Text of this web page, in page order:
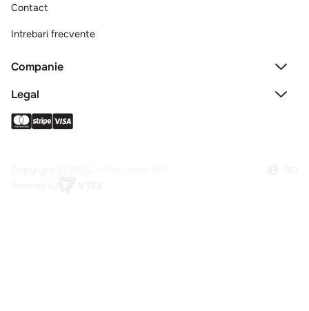
Contact
Intrebari frecvente
Companie
Legal